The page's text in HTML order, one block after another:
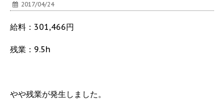
2017/04/24
給料：301,466円
残業：9.5h
やや残業が発生しました。